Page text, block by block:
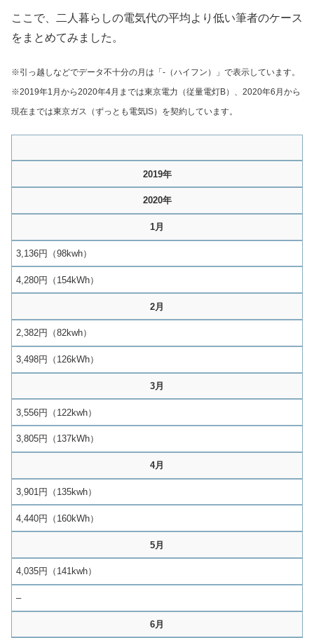
ここで、二人暮らしの電気代の平均より低い筆者のケース
をまとめてみました。
※引っ越しなどでデータ不十分の月は「-（ハイフン）」で表示しています。
※2019年1月から2020年4月までは東京電力（従量電灯B）、2020年6月から
現在までは東京ガス（ずっとも電気IS）を契約しています。
2019年
2020年
1月
3,136円（98kwh）
4,280円（154kWh）
2月
2,382円（82kwh）
3,498円（126kWh）
3月
3,556円（122kwh）
3,805円（137kWh）
4月
3,901円（135kwh）
4,440円（160kWh）
5月
4,035円（141kwh）
–
6月